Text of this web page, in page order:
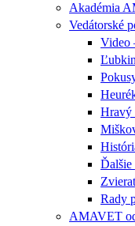
Akadémia
Vedátorské
Video
Hravý
Ďalšie
Rady
AMAVET